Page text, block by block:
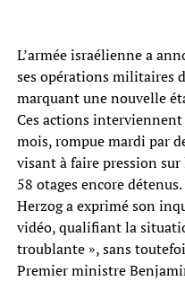
L’armée israélienne a
ses opérations militaires
marquant une nouvelle
Ces actions interviennent
mois, rompue mardi par
visant à faire pression
58 otages encore
Herzog a exprimé son
vidéo, qualifiant la
troublante », sans
Premier ministre